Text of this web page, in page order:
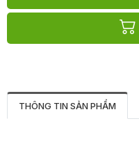
THÔNG TIN SẢN PHẨM